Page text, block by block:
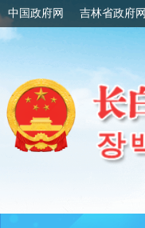
中国政府网 吉林省政府网